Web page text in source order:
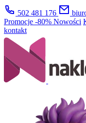
502 481 176
Promocje -80% Nowości
kontakt